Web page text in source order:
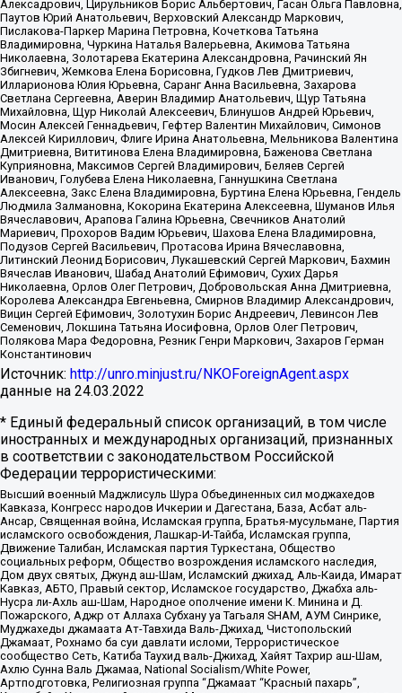
Алексадрович, Цирульников Борис Альбертович, Гасан Ольга Павловна,
Паутов Юрий Анатольевич, Верховский Александр Маркович,
Пислакова-Паркер Марина Петровна, Кочеткова Татьяна
Владимировна, Чуркина Наталья Валерьевна, Акимова Татьяна
Николаевна, Золотарева Екатерина Александровна, Рачинский Ян
Збигневич, Жемкова Елена Борисовна, Гудков Лев Дмитриевич,
Илларионова Юлия Юрьевна, Саранг Анна Васильевна, Захарова
Светлана Сергеевна, Аверин Владимир Анатольевич, Щур Татьяна
Михайловна, Щур Николай Алексеевич, Блинушов Андрей Юрьевич,
Мосин Алексей Геннадьевич, Гефтер Валентин Михайлович, Симонов
Алексей Кириллович, Флиге Ирина Анатольевна, Мельникова Валентина
Дмитриевна, Вититинова Елена Владимировна, Баженова Светлана
Куприяновна, Максимов Сергей Владимирович, Беляев Сергей
Иванович, Голубева Елена Николаевна, Ганнушкина Светлана
Алексеевна, Закс Елена Владимировна, Буртина Елена Юрьевна, Гендель
Людмила Залмановна, Кокорина Екатерина Алексеевна, Шуманов Илья
Вячеславович, Арапова Галина Юрьевна, Свечников Анатолий
Мариевич, Прохоров Вадим Юрьевич, Шахова Елена Владимировна,
Подузов Сергей Васильевич, Протасова Ирина Вячеславовна,
Литинский Леонид Борисович, Лукашевский Сергей Маркович, Бахмин
Вячеслав Иванович, Шабад Анатолий Ефимович, Сухих Дарья
Николаевна, Орлов Олег Петрович, Добровольская Анна Дмитриевна,
Королева Александра Евгеньевна, Смирнов Владимир Александрович,
Вицин Сергей Ефимович, Золотухин Борис Андреевич, Левинсон Лев
Семенович, Локшина Татьяна Иосифовна, Орлов Олег Петрович,
Полякова Мара Федоровна, Резник Генри Маркович, Захаров Герман
Константинович
Источник: http://unro.minjust.ru/NKOForeignAgent.aspx
данные на 24.03.2022
* Единый федеральный список организаций, в том числе
иностранных и международных организаций, признанных
в соответствии с законодательством Российской
Федерации террористическими:
Высший военный Маджлисуль Шура Объединенных сил моджахедов
Кавказа, Конгресс народов Ичкерии и Дагестана, База, Асбат аль-
Ансар, Священная война, Исламская группа, Братья-мусульмане, Партия
исламского освобождения, Лашкар-И-Тайба, Исламская группа,
Движение Талибан, Исламская партия Туркестана, Общество
социальных реформ, Общество возрождения исламского наследия,
Дом двух святых, Джунд аш-Шам, Исламский джихад, Аль-Каида, Имарат
Кавказ, АБТО, Правый сектор, Исламское государство, Джабха аль-
Нусра ли-Ахль аш-Шам, Народное ополчение имени К. Минина и Д.
Пожарского, Аджр от Аллаха Субхану уа Тагьаля SHAM, АУМ Синрике,
Муджахеды джамаата Ат-Тавхида Валь-Джихад, Чистопольский
Джамаат, Рохнамо ба суи давлати исломи, Террористическое
сообщество Сеть, Катиба Таухид валь-Джихад, Хайят Тахрир аш-Шам,
Ахлю Сунна Валь Джамаа, National Socialism/White Power,
Артподготовка, Религиозная группа “Джамаат “Красный пахарь”,